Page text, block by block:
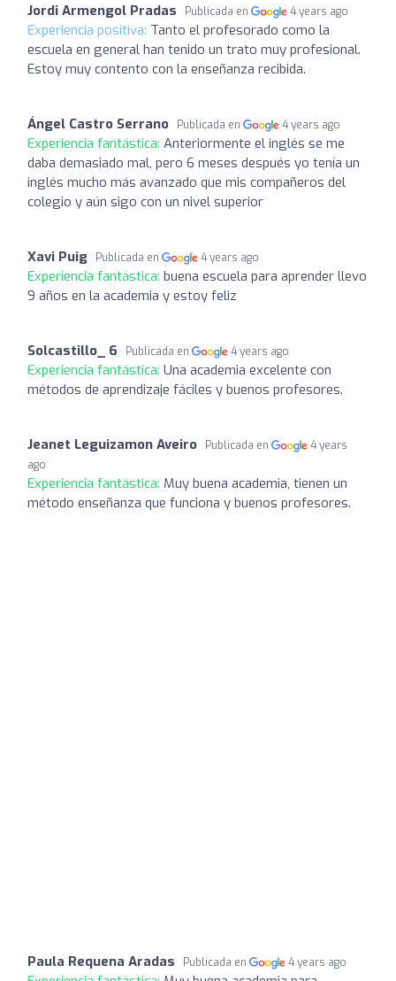
Jordi Armengol Pradas Publicada en 4 years ago
Experiencia positiva: Tanto el profesorado como la
escuela en general han tenido un trato muy profesional.
Estoy muy contento con la enseñanza recibida.
Ángel Castro Serrano Publicada en 4 years ago
Experiencia fantástica: Anteriormente el inglés se me
daba demasiado mal, pero 6 meses después yo tenía un
inglés mucho más avanzado que mis compañeros del
colegio y aún sigo con un nivel superior
Xavi Puig Publicada en 4 years ago
Experiencia fantástica: buena escuela para aprender llevo
9 años en la academia y estoy feliz
Solcastillo_ 6 Publicada en 4 years ago
Experiencia fantástica: Una academia excelente con
métodos de aprendizaje fáciles y buenos profesores.
Jeanet Leguizamon Aveiro Publicada en
4 years
ago
Experiencia fantástica: Muy buena academia, tienen un
método enseñanza que funciona y buenos profesores.
Paula Requena Aradas Publicada en 4 years ago